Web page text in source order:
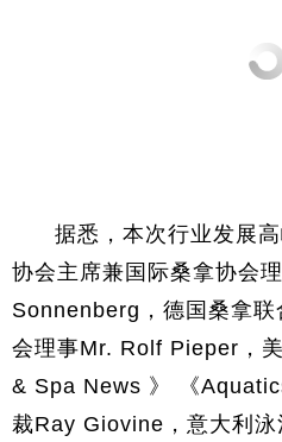
据悉，本次行业发展
协会主席兼国际桑拿协会
Sonnenberg，德国桑拿
会理事Mr. Rolf Pieper，
& Spa News 》 《
裁Ray Giovine，意大利泳